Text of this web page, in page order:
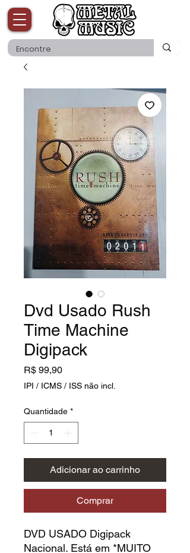
Dvd Usado Rush
Time Machine
Digipack
R$ 99,90Preço
IPI / ICMS / ISS não incl.
Quantidade *
Adicionar ao carrinho
Comprar
DVD USADO Digipack
Nacional. Está em *MUITO